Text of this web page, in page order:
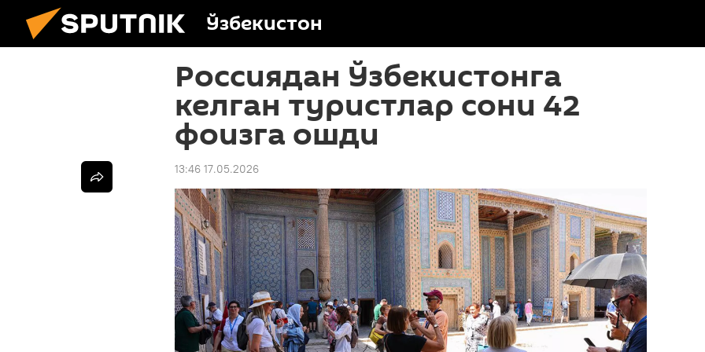
Ўзбекистон
Россиядан Ўзбекистонга
келган туристлар сони 42
фоизга ошди
13:46 17.05.2026